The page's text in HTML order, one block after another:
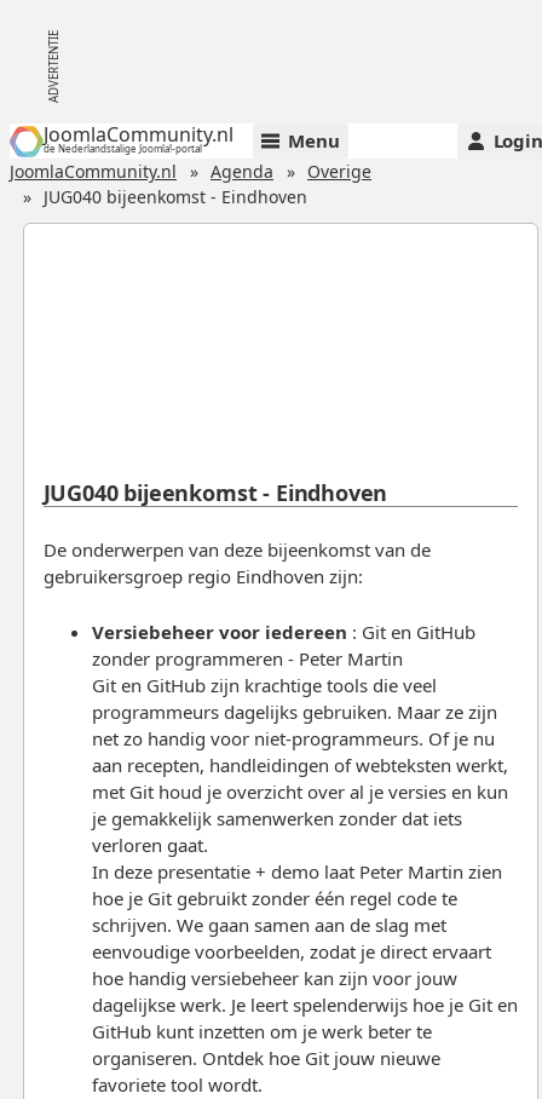
JoomlaCommunity.nl
de Nederlandstalige Joomla!-portal Menu Login
JoomlaCommunity.nl Agenda
Overige
JUG040 bijeenkomst - Eindhoven
JUG040 bijeenkomst - Eindhoven
De onderwerpen van deze bijeenkomst van de
gebruikersgroep regio Eindhoven zijn:
Versiebeheer voor iedereen : Git en GitHub
zonder programmeren - Peter Martin
Git en GitHub zijn krachtige tools die veel
programmeurs dagelijks gebruiken. Maar ze zijn
net zo handig voor niet-programmeurs. Of je nu
aan recepten, handleidingen of webteksten werkt,
met Git houd je overzicht over al je versies en kun
je gemakkelijk samenwerken zonder dat iets
verloren gaat.
In deze presentatie + demo laat Peter Martin zien
hoe je Git gebruikt zonder één regel code te
schrijven. We gaan samen aan de slag met
eenvoudige voorbeelden, zodat je direct ervaart
hoe handig versiebeheer kan zijn voor jouw
dagelijkse werk. Je leert spelenderwijs hoe je Git en
GitHub kunt inzetten om je werk beter te
organiseren. Ontdek hoe Git jouw nieuwe
favoriete tool wordt.